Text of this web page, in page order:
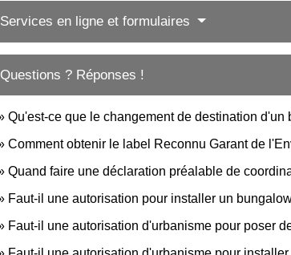
Services en ligne et formulaires
Questions ? Réponses !
Qu'est-ce que le changement de destination d'un
Comment obtenir le label Reconnu Garant de
Quand faire une déclaration préalable de
Faut-il une autorisation pour installer un
Faut-il une autorisation d'urbanisme pour poser